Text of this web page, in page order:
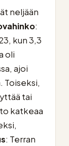
neljään
:
kun 3,3
oli
ajoi
Toiseksi,
tai
katkeaa
: Terran